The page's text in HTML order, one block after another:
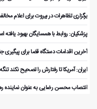
برگزاری تظاهرات در بیروت برای اعلام
پزشکیان: روابط با همسایگان بهبود
آخرین اقدامات دستگاه قضا برای
ایران: آمریکا تا رفتارش را تصحیح نکند
انتصاب محسن رضایی به عنوان نماینده